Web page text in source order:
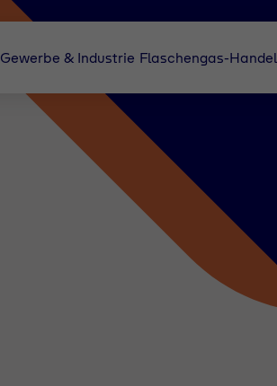
Gewerbe & Industrie Flaschengas-Handel